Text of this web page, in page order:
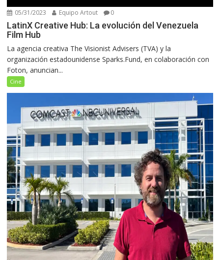
05/31/2023 Equipo Artout 0
LatinX Creative Hub: La evolución del Venezuela
Film Hub
La agencia creativa The Visionist Advisers (TVA) y la
organización estadounidense Sparks.Fund, en colaboración con
Foton, anuncian...
Cine